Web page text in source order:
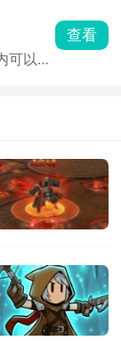
程中
会有
风，
，在
可以自
真正
模拟
衣，制
引更多
来收
多新的
查看